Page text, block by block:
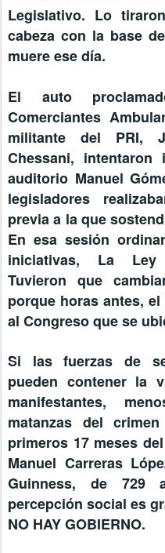
Legislativo. Lo
cabeza con la base
muere ese día.
El auto
Comerciantes
militante del PRI,
Chessani,
auditorio Manuel
legisladores
previa a la que
En esa sesión
iniciativas, La Ley
Tuvieron que
porque horas antes,
al Congreso que se
Si las fuerzas de
pueden contener la
manifestantes,
matanzas del
primeros 17 meses
Manuel Carreras
Guinness, de 729
percepción social es
NO HAY GOBIERNO.